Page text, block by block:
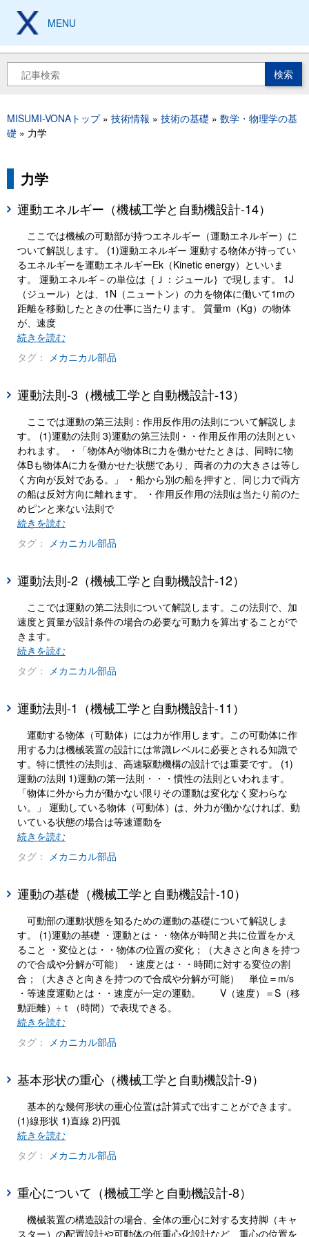
コ
ン
に
移
索
パ
ン
ず
MISUMI-VONAトップ 技術情報 技術の基礎
数学・物理学の基
礎
力学
力学
運動エネルギー（機械工学と自動機設計-14）
ここでは機械の可動部が持つエネルギー（運動エネルギー）に
ついて解説します。 (1)運動エネルギー 運動する物体が持ってい
るエネルギーを運動エネルギーEk（Kinetic energy）といいま
す。 運動エネルギ－の単位は｛Ｊ：ジュール｝で現します。 1J
（ジュール）とは、1N（ニュートン）の力を物体に働いて1mの
距離を移動したときの仕事に当たります。 質量m（Kg）の物体
が、速度
続きを読む
タグ： メカニカル部品
運動法則-3（機械工学と自動機設計-13）
ここでは運動の第三法則：作用反作用の法則について解説しま
す。 (1)運動の法則 3)運動の第三法則・・作用反作用の法則とい
われます。 ・「物体Aが物体Bに力を働かせたときは、同時に物
体Bも物体Aに力を働かせた状態であり、両者の力の大きさは等し
く方向が反対である。」 ・船から別の船を押すと、同じ力で両方
の船は反対方向に離れます。 ・作用反作用の法則は当たり前のた
めピンと来ない法則で
続きを読む
タグ： メカニカル部品
運動法則-2（機械工学と自動機設計-12）
ここでは運動の第二法則について解説します。この法則で、加
速度と質量が設計条件の場合の必要な可動力を算出することがで
きます。
続きを読む
タグ： メカニカル部品
運動法則-1（機械工学と自動機設計-11）
運動する物体（可動体）には力が作用します。この可動体に作
用する力は機械装置の設計には常識レベルに必要とされる知識で
す。特に慣性の法則は、高速駆動機構の設計では重要です。 (1)
運動の法則 1)運動の第一法則・・・慣性の法則といわれます。
「物体に外から力が働かない限りその運動は変化なく変わらな
い。」 運動している物体（可動体）は、外力が働かなければ、動
いている状態の場合は等速運動を
続きを読む
タグ： メカニカル部品
運動の基礎（機械工学と自動機設計-10）
可動部の運動状態を知るための運動の基礎について解説しま
す。 (1)運動の基礎 ・運動とは・・物体が時間と共に位置をかえ
ること ・変位とは・・物体の位置の変化；（大きさと向きを持つ
ので合成や分解が可能） ・速度とは・・時間に対する変位の割
合；（大きさと向きを持つので合成や分解が可能） 単位＝m/s
・等速度運動とは・・速度が一定の運動。 V（速度）＝S（移
動距離）÷ｔ（時間）で表現できる。
続きを読む
タグ： メカニカル部品
基本形状の重心（機械工学と自動機設計-9）
基本的な幾何形状の重心位置は計算式で出すことができます。
(1)線形状 1)直線 2)円弧
続きを読む
タグ： メカニカル部品
重心について（機械工学と自動機設計-8）
機械装置の構造設計の場合、全体の重心に対する支持脚（キャ
スター）の配置設計や可動体の低重心化設計など、重心の位置を
MENU